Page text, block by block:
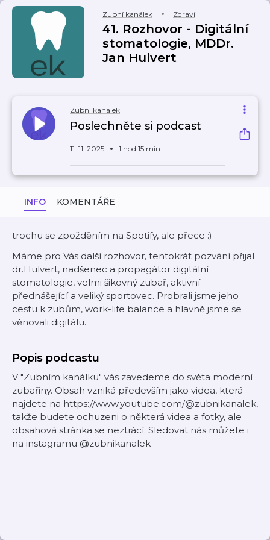
Zubní kanálek Zdraví
41. Rozhovor - Digitální
stomatologie, MDDr.
Jan Hulvert
Zubní kanálek
Poslechněte si podcast
11. 11. 2025 1 hod 15 min
INFO KOMENTÁŘE
trochu se zpožděním na Spotify, ale přece :)
Máme pro Vás další rozhovor, tentokrát pozvání přijal
dr.Hulvert, nadšenec a propagátor digitální
stomatologie, velmi šikovný zubař, aktivní
přednášející a veliký sportovec. Probrali jsme jeho
cestu k zubům, work-life balance a hlavně jsme se
věnovali digitálu.
Popis podcastu
V "Zubním kanálku" vás zavedeme do světa moderní
zubařiny. Obsah vzniká především jako videa, která
najdete na https://www.youtube.com/@zubnikanalek,
takže budete ochuzeni o některá videa a fotky, ale
obsahová stránka se neztrácí. Sledovat nás můžete i
na instagramu @zubnikanalek